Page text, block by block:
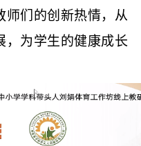
师们的创新热情，从
，为学生的健康成长